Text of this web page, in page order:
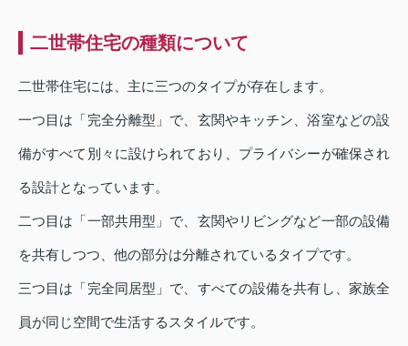
二世帯住宅の種類について
二世帯住宅には、主に三つのタイプが存在します。
一つ目は「完全分離型」で、玄関やキッチン、浴室などの設
備がすべて別々に設けられており、プライバシーが確保され
る設計となっています。
二つ目は「一部共用型」で、玄関やリビングなど一部の設備
を共有しつつ、他の部分は分離されているタイプです。
三つ目は「完全同居型」で、すべての設備を共有し、家族全
員が同じ空間で生活するスタイルです。